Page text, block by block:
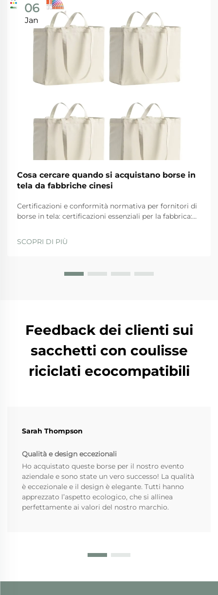
06
Jan
Cosa cercare quando si acquistano borse in
tela da fabbriche cinesi
Certificazioni e conformità normativa per fornitori di
borse in tela: certificazioni essenziali per la fabbrica:
effettivamente garantiscono. Quando si valutano i
fornitori, le aziende dovrebbero privilegiare quelli
SCOPRI DI PIÙ
Feedback dei clienti sui
sacchetti con coulisse
riciclati ecocompatibili
Sarah Thompson
Qualità e design eccezionali
Ho acquistato queste borse per il nostro evento
aziendale e sono state un vero successo! La qualità
è eccezionale e il design è elegante. Tutti hanno
apprezzato l’aspetto ecologico, che si allinea
perfettamente ai valori del nostro marchio.